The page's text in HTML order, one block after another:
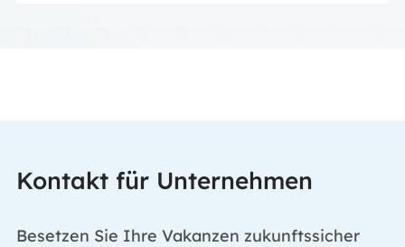
Kontakt für Unternehmen
Besetzen Sie Ihre Vakanzen zukunftssicher